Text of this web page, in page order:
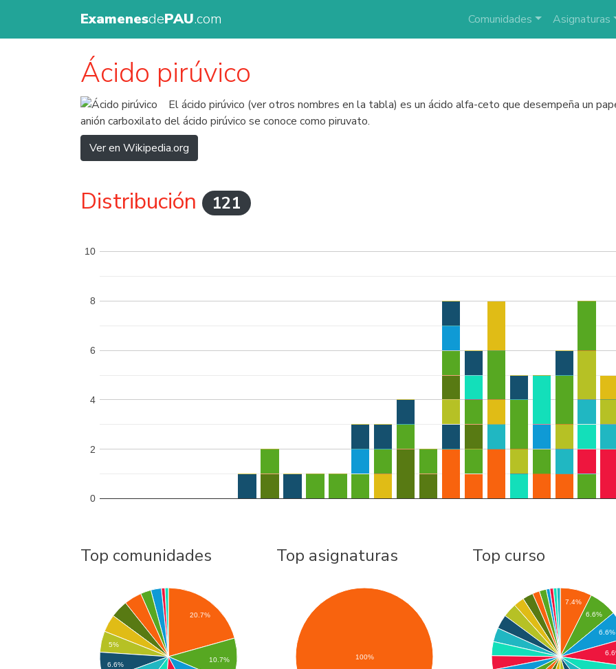
ExamenesdePAU.com Comunidades Asignaturas
Ácido pirúvico
El ácido pirúvico (ver otros nombres en la tabla) es un ácido alfa-ceto que desempeña un
anión carboxilato del ácido pirúvico se conoce como piruvato.
Ver en Wikipedia.org
Distribución 121
0
2
4
6
8
10
Top comunidades
20.7%
10.7%
5%
6.6%
Top asignaturas
100%
Top curso
7.4%
6.6%
6.6%